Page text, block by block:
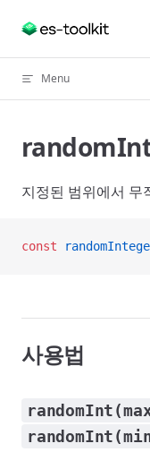
Skip to content
Menu
지정된 범위에서 무
const
사용법